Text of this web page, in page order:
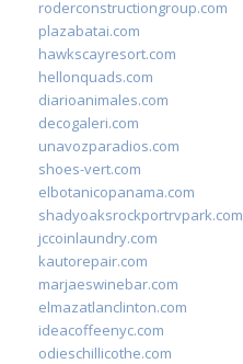
roderconstructiongroup.com
plazabatai.com
hawkscayresort.com
hellonquads.com
diarioanimales.com
decogaleri.com
unavozparadios.com
shoes-vert.com
elbotanicopanama.com
shadyoaksrockportrvpark.com
jccoinlaundry.com
kautorepair.com
marjaeswinebar.com
elmazatlanclinton.com
ideacoffeenyc.com
odieschillicothe.com